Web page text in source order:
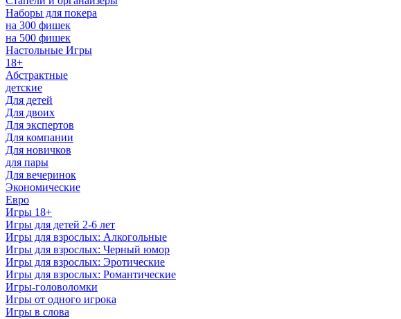
Наборы для покера
на 300 фишек
на 500 фишек
Настольные Игры
18+
Абстрактные
детские
Для детей
Для двоих
Для экспертов
Для компании
Для новичков
для пары
Для вечеринок
Экономические
Евро
Игры 18+
Игры для детей 2-6 лет
Игры для взрослых: Алкогольные
Игры для взрослых: Черный юмор
Игры для взрослых: Эротические
Игры для взрослых: Романтические
Игры-головоломки
Игры от одного игрока
Игры в слова